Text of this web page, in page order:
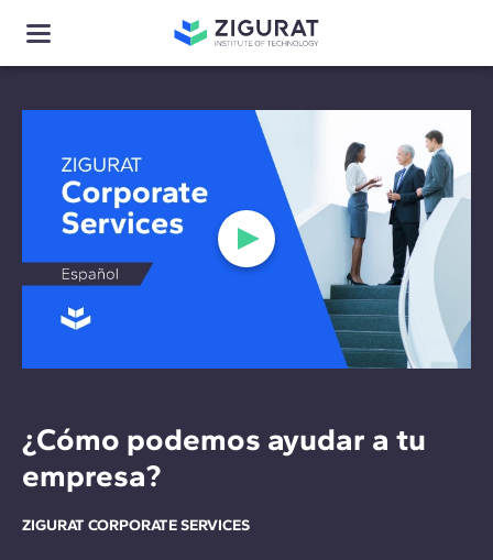
¿Cómo podemos ayudar a tu
empresa?
ZIGURAT CORPORATE SERVICES